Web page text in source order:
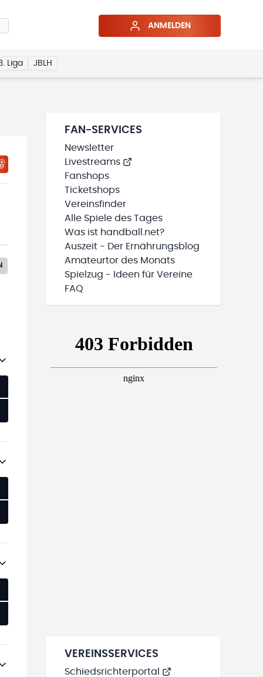
ANMELDEN
Liga JBLH
FAN-SERVICES
Newsletter
Livestreams
Fanshops
Ticketshops
Vereinsfinder
Alle Spiele des Tages
Was ist handball.net?
Auszeit - Der Ernährungsblog
Amateurtor des Monats
Spielzug - Ideen für Vereine
FAQ
VEREINSSERVICES
Schiedsrichterportal